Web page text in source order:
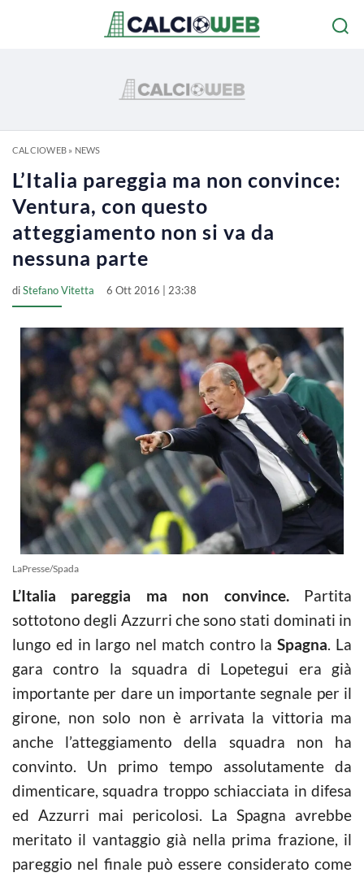
CALCIOWEB» NEWS
L’Italia pareggia ma non convince:
Ventura, con questo
atteggiamento non si va da
nessuna parte
diStefano Vitetta 6 Ott 2016 | 23:38
LaPresse/Spada
L’Italia pareggia ma non convince.Partita
sottotono degli Azzurri che sono stati dominati in
lungo ed in largo nel match contro laSpagna. La
gara contro la squadra di Lopetegui era già
importante per dare un importante segnale per il
girone, non solo non è arrivata la vittoria ma
anche l’atteggiamento della squadra non ha
convinto. Un primo tempo assolutamente da
dimenticare, squadra troppo schiacciata in difesa
ed Azzurri mai pericolosi. La Spagna avrebbe
meritato il vantaggio già nella prima frazione, il
pareggio nel finale può essere considerato come